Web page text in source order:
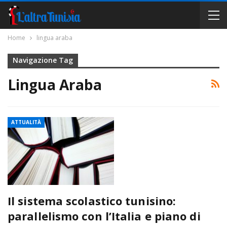
Home lingua araba
Navigazione Tag
Lingua Araba
ATTUALITÀ
Il sistema scolastico tunisino:
parallelismo con l’Italia e piano di